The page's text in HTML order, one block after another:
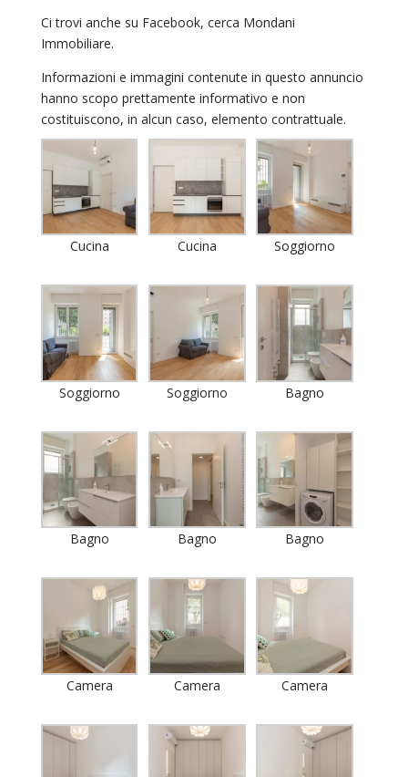
Ci trovi anche su Facebook, cerca Mondani
Immobiliare.
Informazioni e immagini contenute in questo annuncio
hanno scopo prettamente informativo e non
costituiscono, in alcun caso, elemento contrattuale.
Cucina Cucina Soggiorno
Soggiorno Soggiorno Bagno
Bagno Bagno Bagno
Camera Camera Camera